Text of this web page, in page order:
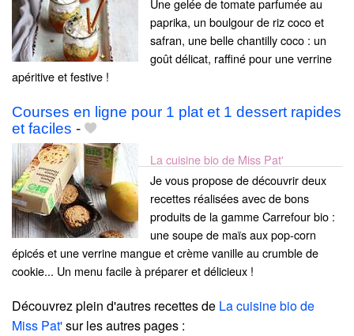
paprika, un boulgour de riz coco et
safran, une belle chantilly coco : un
goût délicat, raffiné pour une verrine
apéritive et festive !
Courses en ligne pour 1 plat et 1 dessert rapides
et faciles -
La cuisine bio de Miss Pat'
Je vous propose de découvrir deux
recettes réalisées avec de bons
produits de la gamme Carrefour bio :
une soupe de maïs aux pop-corn
épicés et une verrine mangue et crème vanille au crumble de
cookie... Un menu facile à préparer et délicieux !
Découvrez plein d'autres recettes de La cuisine bio de
Miss Pat'sur les autres pages :